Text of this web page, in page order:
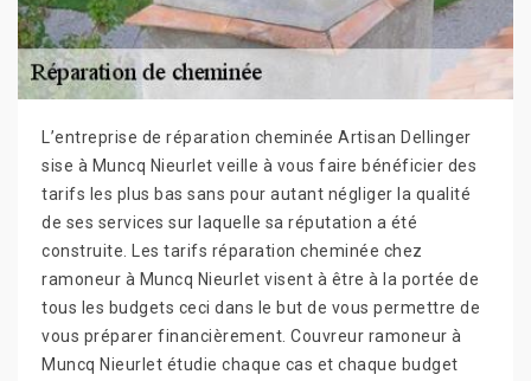
L’entreprise de réparation cheminée Artisan Dellinger
sise à Muncq Nieurlet veille à vous faire bénéficier des
tarifs les plus bas sans pour autant négliger la qualité
de ses services sur laquelle sa réputation a été
construite. Les tarifs réparation cheminée chez
ramoneur à Muncq Nieurlet visent à être à la portée de
tous les budgets ceci dans le but de vous permettre de
vous préparer financièrement. Couvreur ramoneur à
Muncq Nieurlet étudie chaque cas et chaque budget